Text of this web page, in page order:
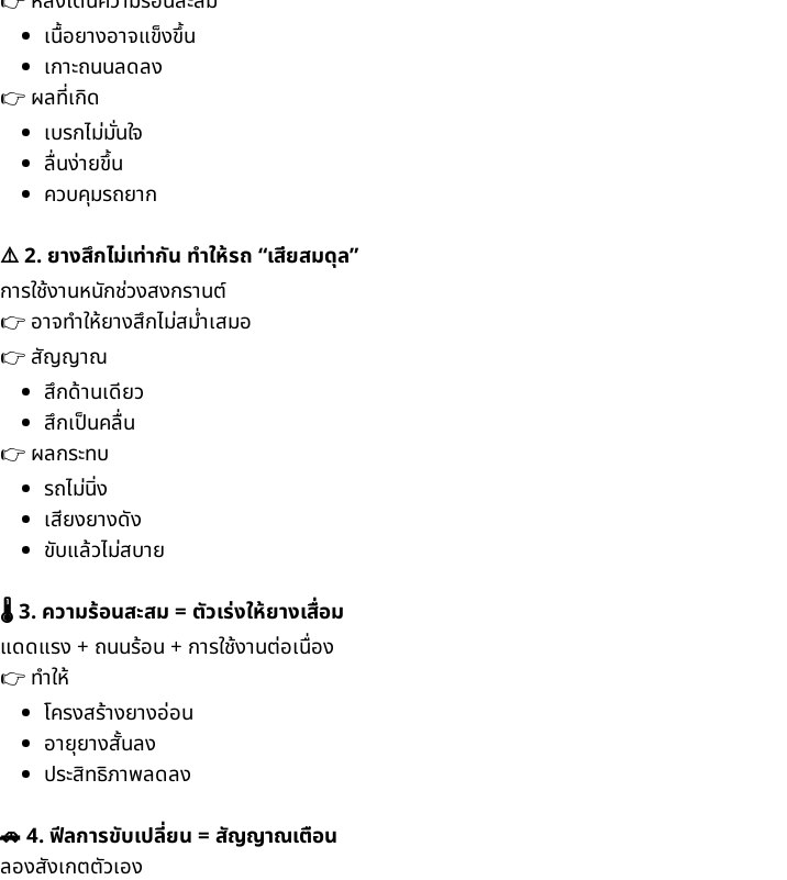
เนื้อยางอาจแข็งขึ้น
เกาะถนนลดลง
👉 ผลที่เกิด
เบรกไม่มั่นใจ
ลื่นง่ายขึ้น
ควบคุมรถยาก
⚠️ 2. ยางสึกไม่เท่ากัน ทำให้รถ “เสียสมดุล”
การใช้งานหนักช่วงสงกรานต์
👉 อาจทำให้ยางสึกไม่สม่ำเสมอ
👉 สัญญาณ
สึกด้านเดียว
สึกเป็นคลื่น
👉 ผลกระทบ
รถไม่นิ่ง
เสียงยางดัง
ขับแล้วไม่สบาย
🌡️ 3. ความร้อนสะสม = ตัวเร่งให้ยางเสื่อม
แดดแรง + ถนนร้อน + การใช้งานต่อเนื่อง
👉 ทำให้
โครงสร้างยางอ่อน
อายุยางสั้นลง
ประสิทธิภาพลดลง
🚗 4. ฟีลการขับเปลี่ยน = สัญญาณเตือน
ลองสังเกตตัวเอง